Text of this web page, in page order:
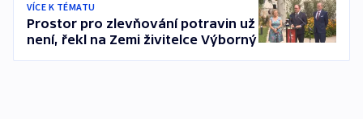
VÍCE K TÉMATU
Prostor pro zlevňování potravin už
není, řekl na Zemi živitelce Výborný